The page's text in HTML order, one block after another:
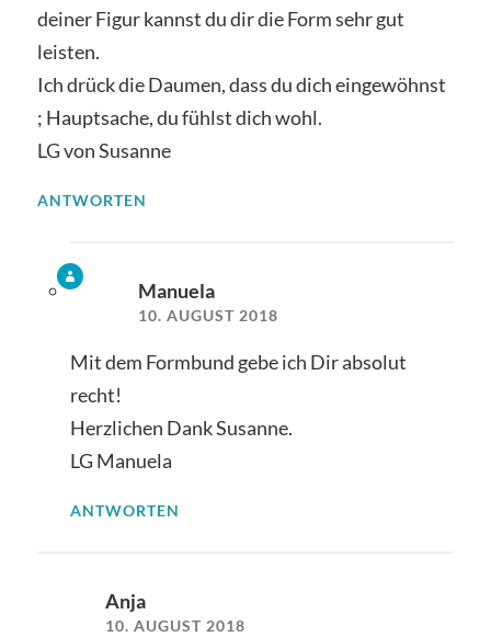
deiner Figur kannst du dir die Form sehr gut
leisten.
Ich drück die Daumen, dass du dich eingewöhnst
; Hauptsache, du fühlst dich wohl.
LG von Susanne
ANTWORTEN
Manuela
10. AUGUST 2018
Mit dem Formbund gebe ich Dir absolut
recht!
Herzlichen Dank Susanne.
LG Manuela
ANTWORTEN
Anja
10. AUGUST 2018